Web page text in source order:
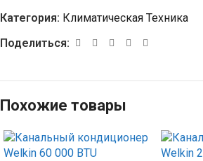
Категория: Климатическая Техника
Поделиться:
Похожие товары